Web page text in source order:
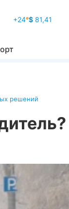
+24°$ 81,41
решений